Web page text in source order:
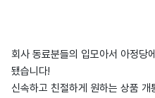
회사 동료분들의 입모아서 아정당
됐습니다!
신속하고 친절하게 원하는 상품